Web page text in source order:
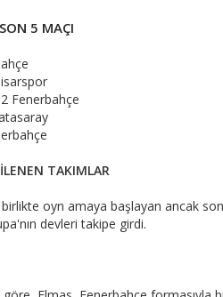
5 MAÇI
Fenerbahçe
TAKIMLAR
birlikte oyn amaya başlayan ancak
devleri takipe girdi.